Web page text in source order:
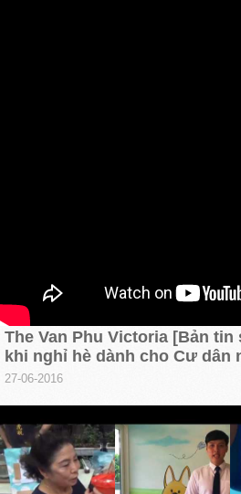
The Van Phu Victoria [Bản
khi nghỉ hè dành cho Cư dân
27-06-2016